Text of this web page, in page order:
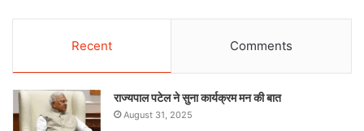
Recent Comments
राज्यपाल पटेल ने सुना कार्यक्रम मन की बात
August 31, 2025